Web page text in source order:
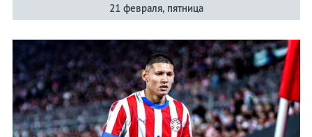
21 февраля, пятница